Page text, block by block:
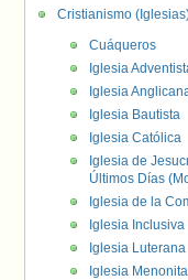
Cristianismo
Cuáqueros
Iglesia
Iglesia
Iglesia Bautista
Iglesia Católica
Iglesia de
Últimos Días
Iglesia de la
Iglesia Inclusiva
Iglesia Luterana
Iglesia Menonita